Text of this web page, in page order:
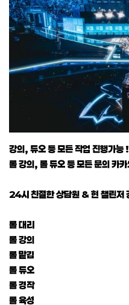
강의, 듀오 등 모든 작업 진행가능 !
롤 강의, 롤 듀오 등 모든 문의
24시 친절한 상담원 & 현 챌린저
롤 대리
롤 강의
롤 맡김
롤 듀오
롤 경작
롤 육성